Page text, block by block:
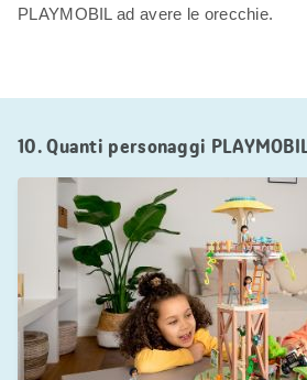
PLAYMOBIL ad avere le orecchie.
10. Quanti personaggi